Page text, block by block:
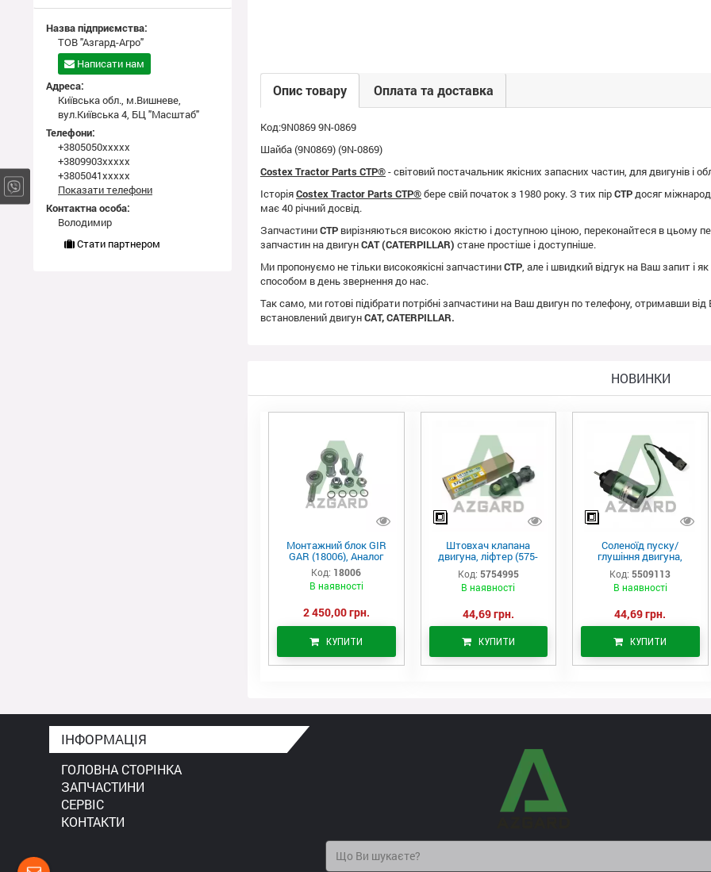
Опис товару Оплата та доставка
Код:9N0869 9N-0869
Шайба (9N0869) (9N-0869)
Costex Tractor Parts CTP®- світовий постачальник якісних запасних частин, для двигунів і
ІсторіяCostex Tractor Parts CTP®бере свій початок з 1980 року. З тих пірCTPдосяг
має 40 річний досвід.
ЗапчастиниCTP вирізняються високою якістю і доступною ціною, переконайтеся в цьому
запчастин на двигунCAT (CATERPILLAR) стане простіше і доступніше.
Ми пропонуємо не тільки високоякісні запчастиниCTP, але і швидкий відгук на Ваш запит і
способом в день звернення до нас.
Так само, ми готові підібрати потрібні запчастини на Ваш двигун по телефону, отримавши
встановлений двигунCAT, CATERPILLAR.
НОВИНКИ
Монтажний блок GIR
GAR (18006), Аналог
Код: 18006
В наявності
2 450,00 грн.
КУПИТИ
Штовхач клапана
двигуна, ліфтер (575-
4995)
Код: 5754995
В наявності
44,69 грн.
КУПИТИ
Соленоїд пуску/
глушіння двигуна,
актуатор (550-9113)
Код: 5509113
В наявності
44,69 грн.
КУПИТИ
Назва підприємства:
ТОВ "Азгард-Агро"
Написати нам
Адреса:
Київська обл., м.Вишневе,
вул.Київська 4, БЦ "Масштаб"
Телефони:
+3805050xxxxx
+3809903xxxxx
+3805041xxxxx
Показати телефони
Контактна особа:
Володимир
Стати партнером
ІНФОРМАЦІЯ
ГОЛОВНА СТОРІНКА
ЗАПЧАСТИНИ
СЕРВІС
КОНТАКТИ